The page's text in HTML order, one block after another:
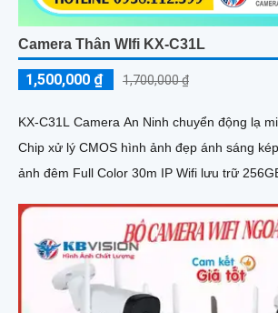
Camera Thân WIfi KX-C31L
1,500,000 ₫ 1,700,000 ₫
KX-C31L Camera An Ninh chuyển động lạ
Chip xử lý CMOS hình ảnh đẹp ánh sáng
ảnh đêm Full Color 30m IP Wifi lưu trữ